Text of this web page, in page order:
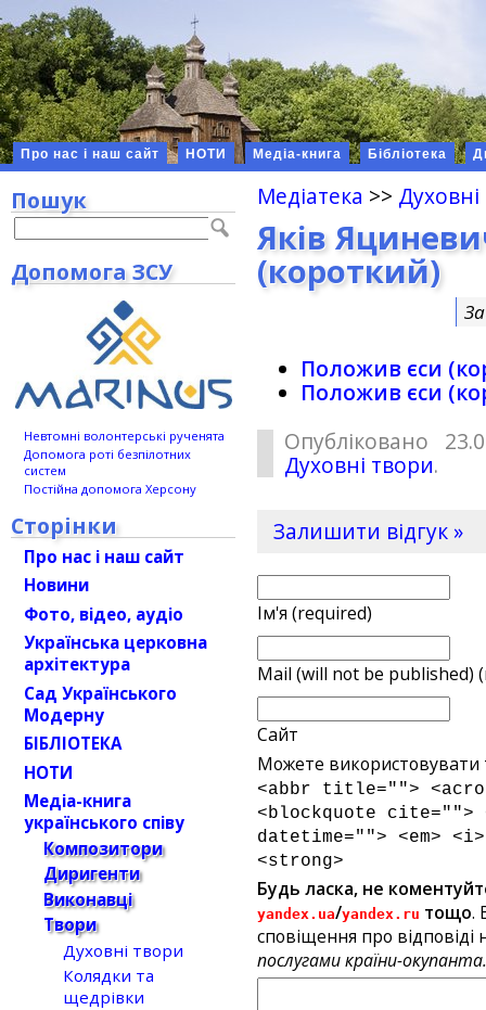
Про нас і наш сайт НОТИ Медіа-книга Бібліотека
Медіатека >>
Яків
(короткий)
Положив єси
Положив єси
Опубліковано
Духовні твори.
Залишити відгук »
Ім'я (required)
Mail (will not be published)
Сайт
Можете використовувати
<abbr title="">
<blockquote cite="">
datetime=""> <em>
<strong>
Будь ласка, не
yandex.ua/yandex.ru тощо.
сповіщення про відповіді
послугами країни-
Пошук
Допомога ЗСУ
Невтомні волонтерські рученята
Допомога роті безпілотних
систем
Постійна допомога Херсону
Сторінки
Про нас і наш сайт
Новини
Фото, відео, аудіо
Українська церковна
архітектура
Сад Українського
Модерну
БІБЛІОТЕКА
НОТИ
Медіа-книга
українського співу
Композитори
Диригенти
Виконавці
Твори
Духовні твори
Колядки та
щедрівки